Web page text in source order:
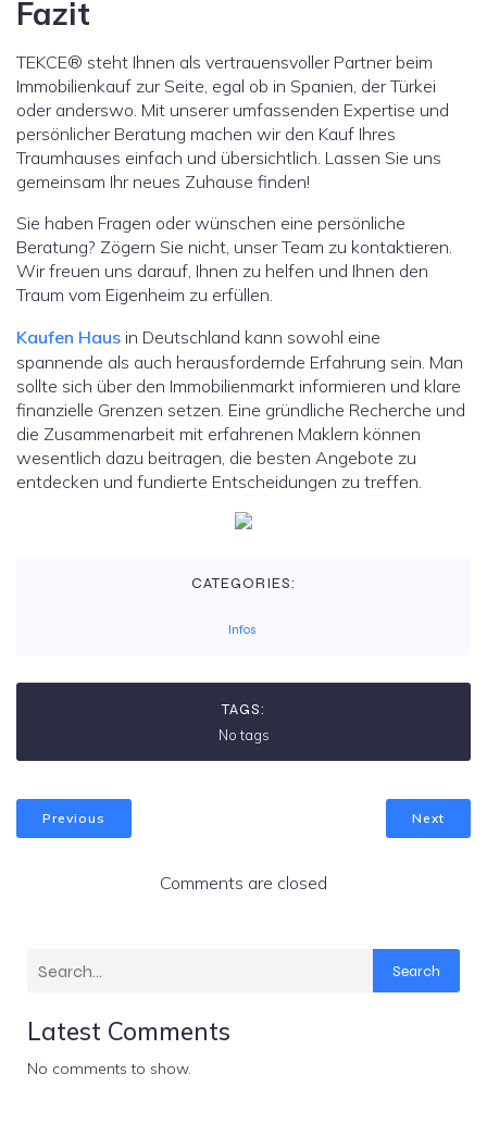
Fazit
TEKCE® steht Ihnen als vertrauensvoller Partner beim
Immobilienkauf zur Seite, egal ob in Spanien, der Türkei
oder anderswo. Mit unserer umfassenden Expertise und
persönlicher Beratung machen wir den Kauf Ihres
Traumhauses einfach und übersichtlich. Lassen Sie uns
gemeinsam Ihr neues Zuhause finden!
Sie haben Fragen oder wünschen eine persönliche
Beratung? Zögern Sie nicht, unser Team zu kontaktieren.
Wir freuen uns darauf, Ihnen zu helfen und Ihnen den
Traum vom Eigenheim zu erfüllen.
Kaufen Haus in Deutschland kann sowohl eine
spannende als auch herausfordernde Erfahrung sein. Man
sollte sich über den Immobilienmarkt informieren und klare
finanzielle Grenzen setzen. Eine gründliche Recherche und
die Zusammenarbeit mit erfahrenen Maklern können
wesentlich dazu beitragen, die besten Angebote zu
entdecken und fundierte Entscheidungen zu treffen.
CATEGORIES:
Infos
TAGS:
No tags
Previous Next
Comments are closed
Search
Latest Comments
No comments to show.